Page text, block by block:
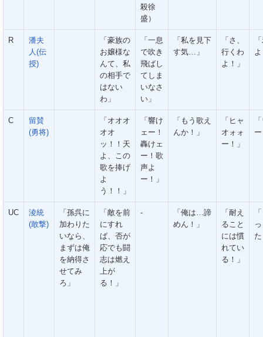
殺徐
盛）
R
潘夫
人(伝
授)
「豪族の
お嬢様な
んて、私
の相手で
はない
わ」
「一息
で吹き
飛ばし
てしま
いなさ
い」
「私を見下
す気…」
「さ、
行くわ
よ！」
C
留賛
(勇将)
「オオオ
オオ
ッ！！天
よ、この
歌を捧げ
よ
う！！」
「響け
ェー！
轟けェ
ー！歌
声よ
ー！」
「もう歌え
んか！」
「ヒャ
オォォ
ー！」
UC
淩統
(敢撃)
「孫呉に
加わりた
いなら、
まずは俺
を納得さ
せてみ
ろ」
「敵を前
にすれ
ば、否が
応でも闘
志は燃え
上が
る！」
-
「俺は…諦
めん！」
「耐え
ること
には慣
れてい
る！」
っ